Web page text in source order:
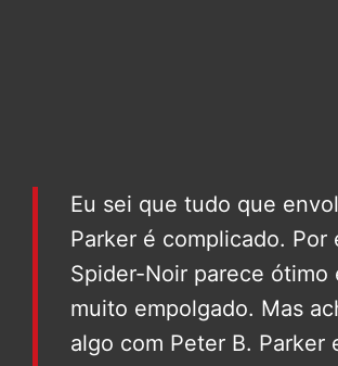
Eu sei que tudo que
Parker é complicado. Por
Spider-Noir parece ótimo
muito empolgado. Mas
algo com Peter B. Parker